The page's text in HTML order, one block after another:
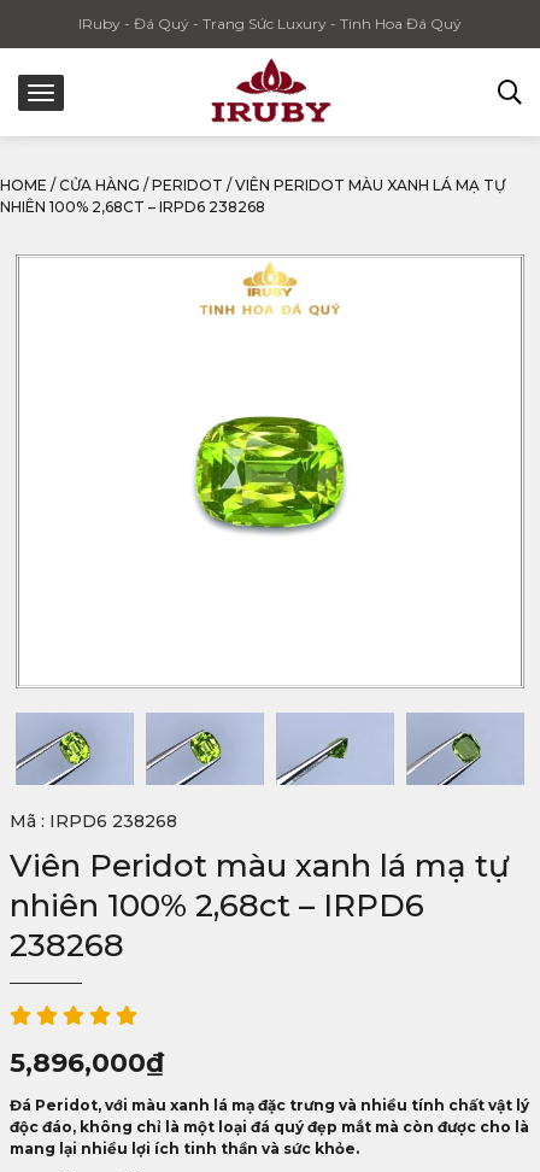
IRuby - Đá Quý - Trang Sức Luxury - Tinh Hoa Đá Quý
HOME / CỬA HÀNG / PERIDOT / VIÊN PERIDOT MÀU XANH LÁ MẠ TỰ
NHIÊN 100% 2,68CT – IRPD6 238268
Mã : IRPD6 238268
Viên Peridot màu xanh lá mạ tự
nhiên 100% 2,68ct – IRPD6
238268
5,896,000₫
Đá Peridot, với màu xanh lá mạ đặc trưng và nhiều tính chất vật lý
độc đáo, không chỉ là một loại đá quý đẹp mắt mà còn được cho là
mang lại nhiều lợi ích tinh thần và sức khỏe.